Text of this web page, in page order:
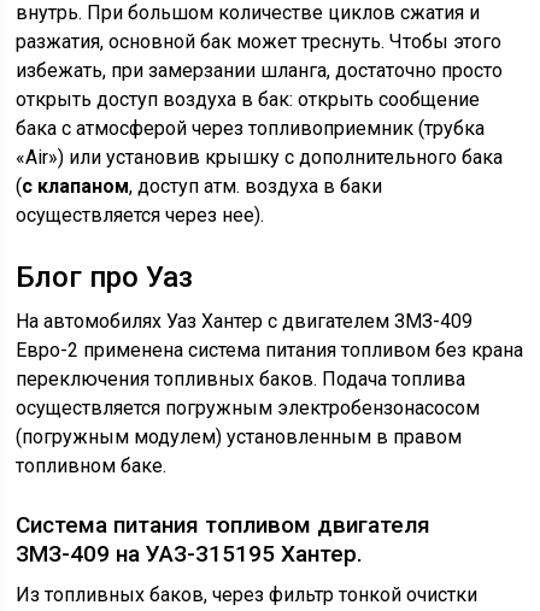
внутрь. При большом количестве циклов сжатия и
разжатия, основной бак может треснуть. Чтобы этого
избежать, при замерзании шланга, достаточно просто
открыть доступ воздуха в бак: открыть сообщение
бака с атмосферой через топливоприемник (трубка
«Air») или установив крышку с дополнительного бака
(с клапаном, доступ атм. воздуха в баки
осуществляется через нее).
Блог про Уаз
На автомобилях Уаз Хантер с двигателем ЗМЗ-409
Евро-2 применена система питания топливом без крана
переключения топливных баков. Подача топлива
осуществляется погружным электробензонасосом
(погружным модулем) установленным в правом
топливном баке.
Система питания топливом двигателя
ЗМЗ-409 на УАЗ-315195 Хантер.
Из топливных баков, через фильтр тонкой очистки